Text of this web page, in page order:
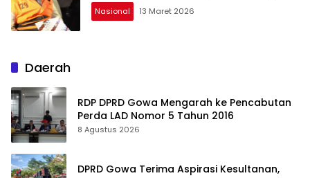
Nasional 13 Maret 2026
Daerah
RDP DPRD Gowa Mengarah ke Pencabutan
Perda LAD Nomor 5 Tahun 2016
8 Agustus 2026
DPRD Gowa Terima Aspirasi Kesultanan,